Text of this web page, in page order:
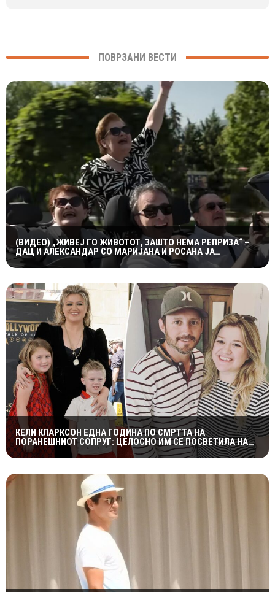
ПОВРЗАНИ ВЕСТИ
(ВИДЕО) „ЖИВЕЈ ГО ЖИВОТОТ, ЗАШТО НЕМА РЕПРИЗА“ –
ДАЦ И АЛЕКСАНДАР СО МАРИЈАНА И РОСАНА ЈА
ПРЕТСТАВИЈА „ЗАСЕКОГАШ МЛАДИ“
КЕЛИ КЛАРКСОН ЕДНА ГОДИНА ПО СМРТТА НА
ПОРАНЕШНИОТ СОПРУГ: ЦЕЛОСНО ИМ СЕ ПОСВЕТИЛА НА
ДЕЦАТА ВО НАЈТЕШКИОТ ПЕРИОД